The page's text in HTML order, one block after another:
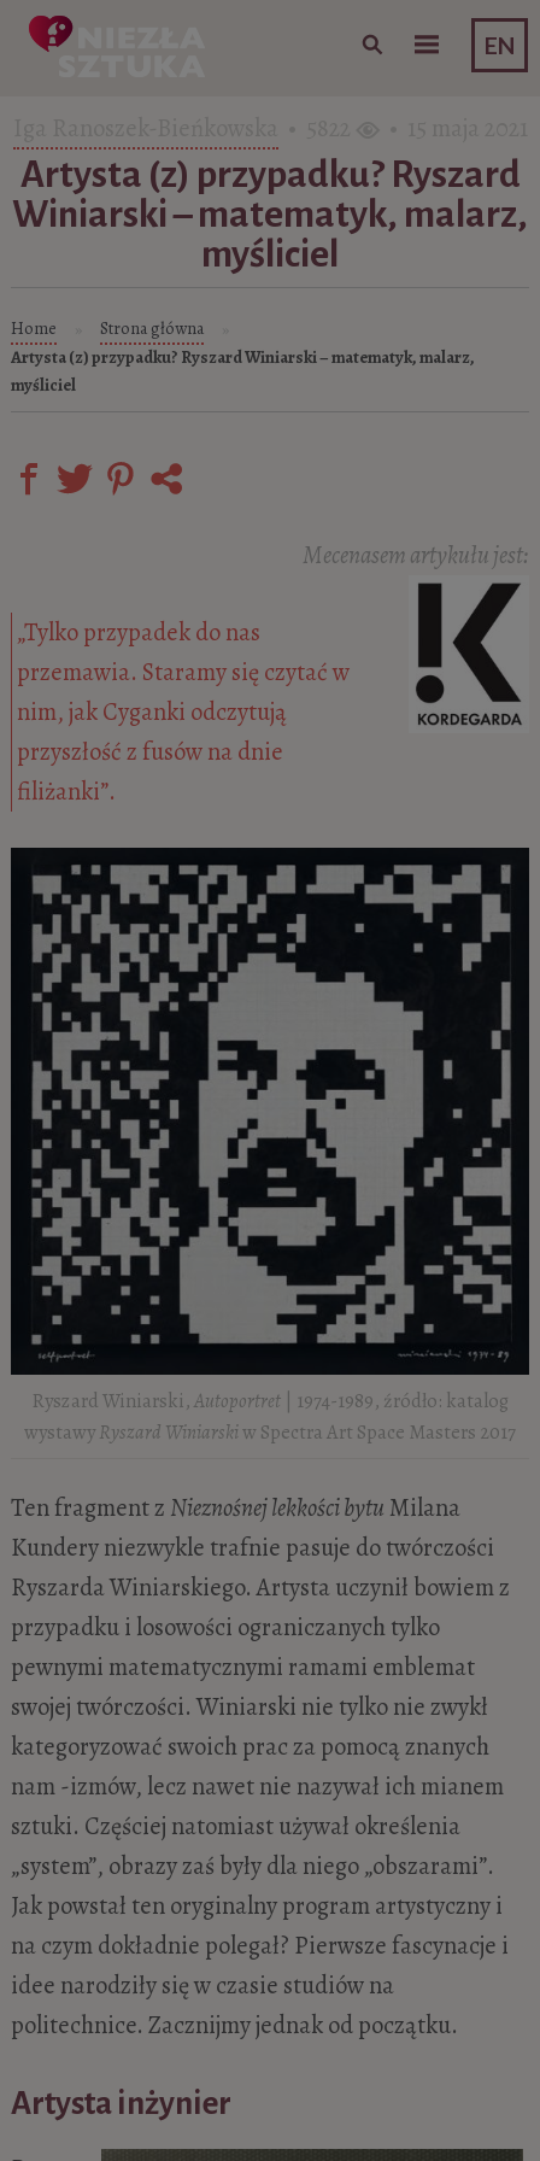
EN
Skip to content
Artysta (z) przypadku? Ryszard
Winiarski – matematyk, malarz,
myśliciel
Home Strona główna
Artysta (z) przypadku? Ryszard Winiarski – matematyk, malarz,
myśliciel
Mecenasem artykułu jest:
„Tylko przypadek do nas
przemawia. Staramy się czytać w
nim, jak Cyganki odczytują
przyszłość z fusów na dnie
filiżanki”.
Ryszard Winiarski,Autoportret | 1974-1989, źródło: katalog
wystawyRyszard Winiarskiw Spectra Art Space Masters 2017
Ten fragment z Nieznośnej lekkości bytu Milana
Kundery niezwykle trafnie pasuje do twórczości
Ryszarda Winiarskiego. Artysta uczynił bowiem z
przypadku i losowości ograniczanych tylko
pewnymi matematycznymi ramami emblemat
swojej twórczości. Winiarski nie tylko nie zwykł
kategoryzować swoich prac za pomocą znanych
nam -izmów, lecz nawet nie nazywał ich mianem
sztuki. Częściej natomiast używał określenia
„system”, obrazy zaś były dla niego „obszarami”.
Jak powstał ten oryginalny program artystyczny i
na czym dokładnie polegał? Pierwsze fascynacje i
idee narodziły się w czasie studiów na
politechnice. Zacznijmy jednak od początku.
Artysta inżynier